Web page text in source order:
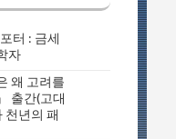
터 : 금세
자
왜 고려를
출간(고대
천년의 패